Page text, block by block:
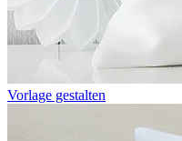
Vorlage gestalten